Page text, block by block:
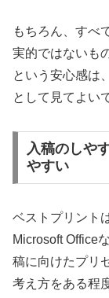
もちろん、すべ
実的ではないも
という安心感は
として見てよい
入稿のしや
やすい
ベストプリント
Microsoft Office
稿に向けたプリ
考え方をある程